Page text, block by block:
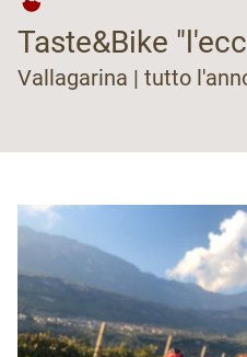
Taste&Bike
Vallagarina | tutto